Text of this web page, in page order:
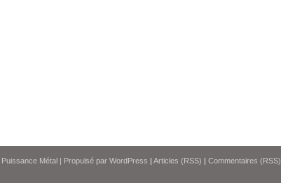
Puissance Métal | Propulsé par WordPress | Articles (RSS) | Commentaires (RSS)